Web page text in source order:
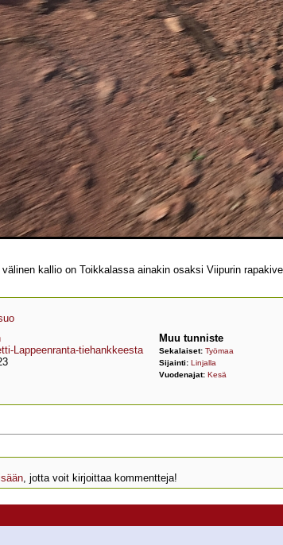
välinen kallio on Toikkalassa ainakin osaksi Viipurin
Lappeenranta-tiehankkeesta
Muu tunniste
Sekalaiset: Työmaa
Sijainti: Linjalla
Vuodenajat: Kesä
, jotta voit kirjoittaa kommentteja!